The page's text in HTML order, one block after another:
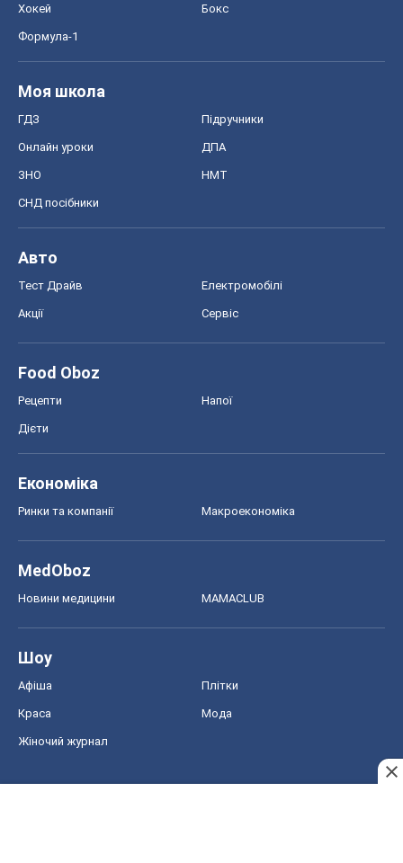
Хокей Бокс
Формула-1
Моя школа
ГДЗ Підручники
Онлайн уроки ДПА
ЗНО НМТ
СНД посібники
Авто
Тест Драйв Електромобілі
Акції Сервіс
Food Oboz
Рецепти Напої
Дієти
Економіка
Ринки та компанії Макроекономіка
MedOboz
Новини медицини MAMACLUB
Шоу
Афіша Плітки
Краса Мода
Жіночий журнал